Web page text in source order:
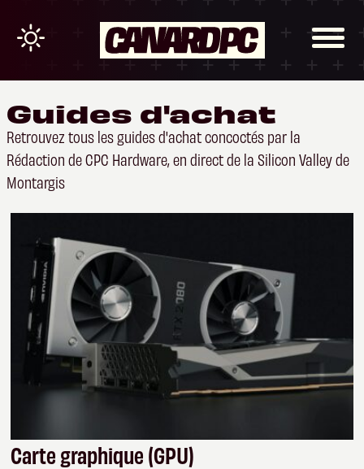
Guides d'achat
Retrouvez tous les guides d'achat concoctés par la
Rédaction de CPC Hardware, en direct de la Silicon Valley de
Montargis
Carte graphique (GPU)